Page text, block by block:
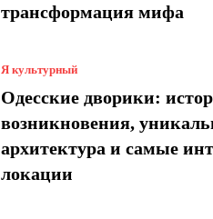
трансформация мифа
Я культурный
Одесские дворики:
возникновения,
архитектура и самые
локации